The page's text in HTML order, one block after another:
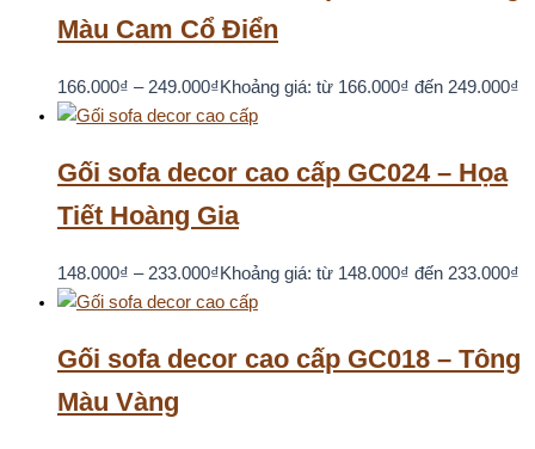
Màu Cam Cổ Điển
166.000₫ – 249.000₫Khoảng giá: từ 166.000₫ đến 249.000₫
Gối sofa decor cao cấp GC024 – Họa
Tiết Hoàng Gia
148.000₫ – 233.000₫Khoảng giá: từ 148.000₫ đến 233.000₫
Gối sofa decor cao cấp GC018 – Tông
Màu Vàng